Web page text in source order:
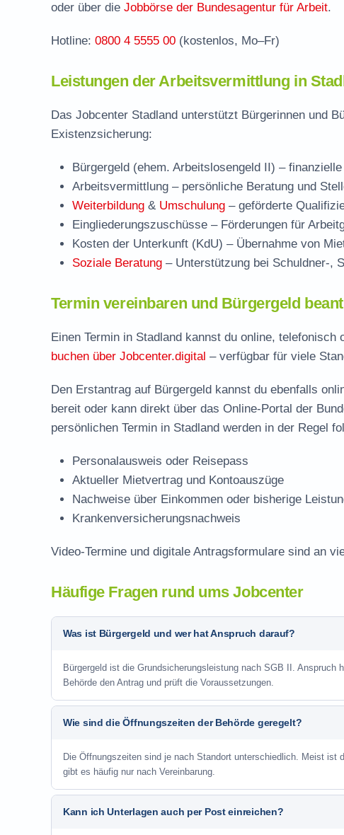
Stellenangebote und Jobbörse in Stadland
Häufige Fragen rund ums Jobcenter
oder über die Jobbörse der Bundesagentur für Arbeit.
Hotline: 0800 4 5555 00 (kostenlos, Mo–Fr)
Leistungen der Arbeitsvermittlung in
Das Jobcenter Stadland unterstützt Bürgerinnen und
Existenzsicherung:
Bürgergeld (ehem. Arbeitslosengeld II) –
Arbeitsvermittlung – persönliche Beratung und
Weiterbildung & Umschulung – geförderte
Eingliederungszuschüsse – Förderungen für
Kosten der Unterkunft (KdU) – Übernahme von
Soziale Beratung – Unterstützung bei Schuldner-,
Termin vereinbaren und Bürgergeld
Einen Termin in Stadland kannst du online,
buchen über Jobcenter.digital – verfügbar für viele
Den Erstantrag auf Bürgergeld kannst du ebenfalls
bereit oder kann direkt über das Online-Portal der
persönlichen Termin in Stadland werden in der Regel
Personalausweis oder Reisepass
Aktueller Mietvertrag und Kontoauszüge
Nachweise über Einkommen oder bisherige
Krankenversicherungsnachweis
Video-Termine und digitale Antragsformulare sind an
Häufige Fragen rund ums Jobcenter
Was ist Bürgergeld und wer hat Anspruch darauf?
Bürgergeld ist die Grundsicherungsleistung nach SGB II.
Behörde den Antrag und prüft die Voraussetzungen.
Wie sind die Öffnungszeiten der Behörde geregelt?
Die Öffnungszeiten sind je nach Standort unterschiedlich. Meist
gibt es häufig nur nach Vereinbarung.
Kann ich Unterlagen auch per Post einreichen?